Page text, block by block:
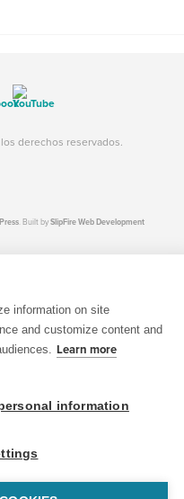
derechos reservados.
. Built bySlipFire Web Development
information on site
and customize content and
Learn more
information